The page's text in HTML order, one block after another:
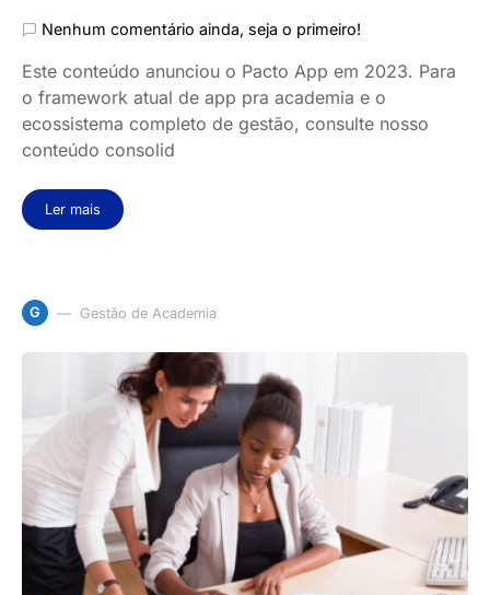
Nenhum comentário ainda, seja o primeiro!
Este conteúdo anunciou o Pacto App em 2023. Para
o framework atual de app pra academia e o
ecossistema completo de gestão, consulte nosso
conteúdo consolid
Ler mais
G Gestão de Academia